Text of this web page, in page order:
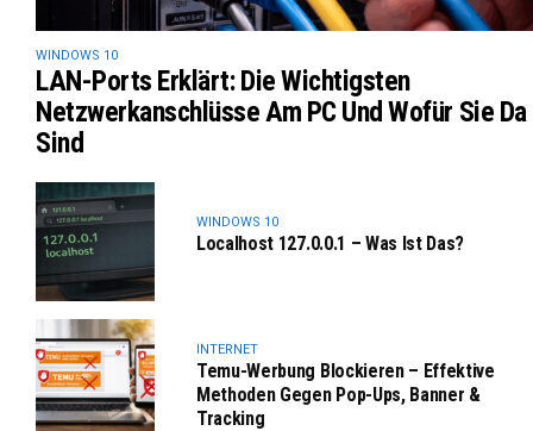
WINDOWS 10
LAN-Ports Erklärt: Die Wichtigsten
Netzwerkanschlüsse Am PC Und Wofür Sie Da
Sind
WINDOWS 10
Localhost 127.0.0.1 – Was Ist Das?
INTERNET
Temu-Werbung Blockieren – Effektive
Methoden Gegen Pop-Ups, Banner &
Tracking